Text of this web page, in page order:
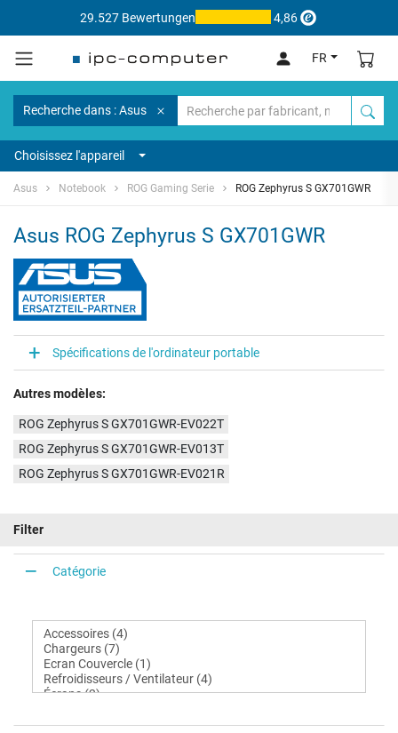
29.527 Bewertungen 4,86
FR
Recherche dans : Asus
Choisissez l'appareil
Asus Notebook ROG Gaming Serie ROG Zephyrus S GX701GWR
Asus ROG Zephyrus S GX701GWR
Spécifications de l'ordinateur portable
Autres modèles:
ROG Zephyrus S GX701GWR-EV022T
ROG Zephyrus S GX701GWR-EV013T
ROG Zephyrus S GX701GWR-EV021R
Filter
Catégorie